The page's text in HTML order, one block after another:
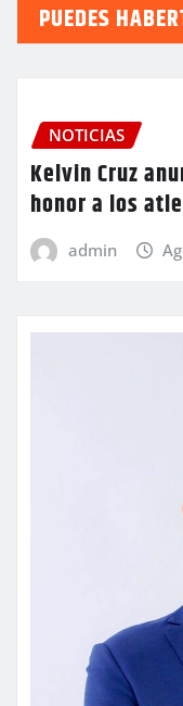
PUEDES
NOTICIAS
Kelvin Cruz
honor a los
admin